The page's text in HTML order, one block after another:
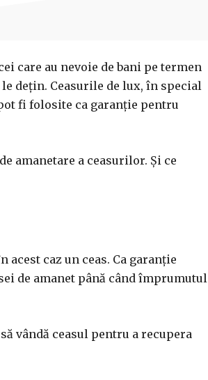
care au nevoie de bani pe termen
dețin. Ceasurile de lux, în special
fi folosite ca garanție pentru
amanetare a ceasurilor. Și ce
caz un ceas. Ca garanție
de amanet până când împrumutul
vândă ceasul pentru a recupera